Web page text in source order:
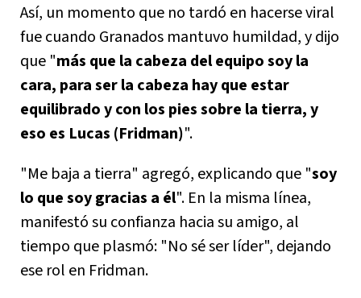
Así, un momento que no tardó en hacerse viral
fue cuando Granados mantuvo humildad, y dijo
que "más que la cabeza del equipo soy la
cara, para ser la cabeza hay que estar
equilibrado y con los pies sobre la tierra, y
eso es Lucas (Fridman)".
"Me baja a tierra" agregó, explicando que "soy
lo que soy gracias a él". En la misma línea,
manifestó su confianza hacia su amigo, al
tiempo que plasmó: "No sé ser líder", dejando
ese rol en Fridman.